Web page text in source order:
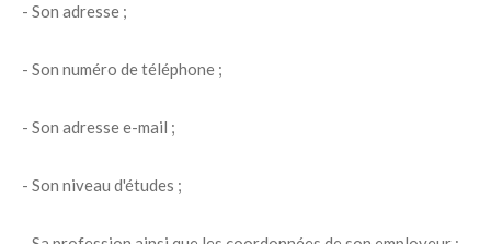
- Son adresse ;
- Son numéro de téléphone ;
- Son adresse e-mail ;
- Son niveau d'études ;